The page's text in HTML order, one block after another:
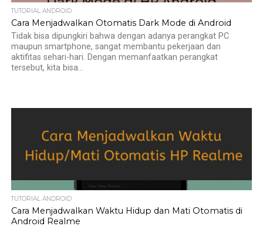
TUTORIAL ANDROID
Cara Menjadwalkan Otomatis Dark Mode di Android
Tidak bisa dipungkiri bahwa dengan adanya perangkat PC
maupun smartphone, sangat membantu pekerjaan dan
aktifitas sehari-hari. Dengan memanfaatkan perangkat
tersebut, kita bisa...
TUTORIAL ANDROID
Cara Menjadwalkan Waktu Hidup dan Mati Otomatis di
Android Realme